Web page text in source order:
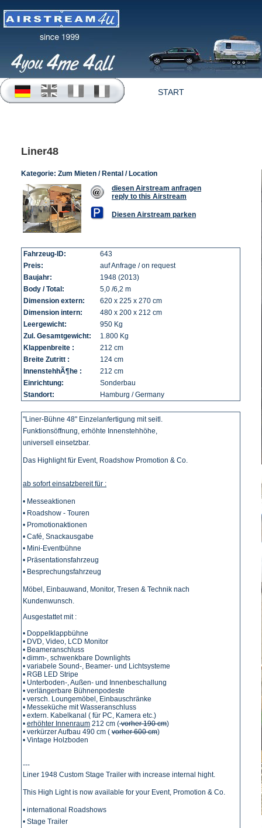
START
Liner48
Kategorie: Zum Mieten / Rental / Location
diesen Airstream anfragen
reply to this Airstream
Diesen Airstream parken
Fahrzeug-ID:
643
Preis:
auf Anfrage / on request
Baujahr:
1948 (2013)
Body / Total:
5,0 /6,2 m
Dimension extern:
620 x 225 x 270 cm
Dimension intern:
480 x 200 x 212 cm
Leergewicht:
950 Kg
Zul. Gesamtgewicht:
1.800 Kg
Klappenbreite :
212 cm
Breite Zutritt :
124 cm
InnenstehhÃ¶he :
212 cm
Einrichtung:
Sonderbau
Standort:
Hamburg / Germany
"Liner-Bühne 48" Einzelanfertigung mit seitl.
Funktionsöffnung, erhöhte Innenstehhöhe,
universell einsetzbar.
Das Highlight für Event, Roadshow Promotion & Co.
ab sofort einsatzbereit für :
• Messeaktionen
• Roadshow - Touren
• Promotionaktionen
• Café, Snackausgabe
• Mini-Eventbühne
• Präsentationsfahrzeug
• Besprechungsfahrzeug
Möbel, Einbauwand, Monitor, Tresen & Technik nach
Kundenwunsch.
Ausgestattet mit :
• Doppelklappbühne
• DVD, Video, LCD Monitor
• Beameranschluss
• dimm-, schwenkbare Downlights
• variabele Sound-, Beamer- und Lichtsysteme
• RGB LED Stripe
• Unterboden-, Außen- und Innenbeschallung
• verlängerbare Bühnenpodeste
• versch. Loungemöbel, Einbauschränke
• Messeküche mit Wasseranschluss
• extern. Kabelkanal ( für PC, Kamera etc.)
• erhöhter Innenraum 212 cm (vorher 190 cm)
• verkürzer Aufbau 490 cm ( vorher 600 cm)
• Vintage Holzboden
---
Liner 1948 Custom Stage Trailer with increase internal hight.
This High Light is now available for your Event, Promotion & Co.
• international Roadshows
• Stage Trailer